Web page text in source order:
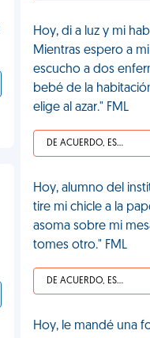
Hoy, di a luz y mi
Mientras espero a
escucho a dos
bebé de la
elige al azar." FML
DE ACUERDO, ES UNA VIDA HP
Hoy, alumno del
tire mi chicle a la
asoma sobre mi
tomes otro." FML
DE ACUERDO, ES UNA VIDA HP
Hoy, le mandé una